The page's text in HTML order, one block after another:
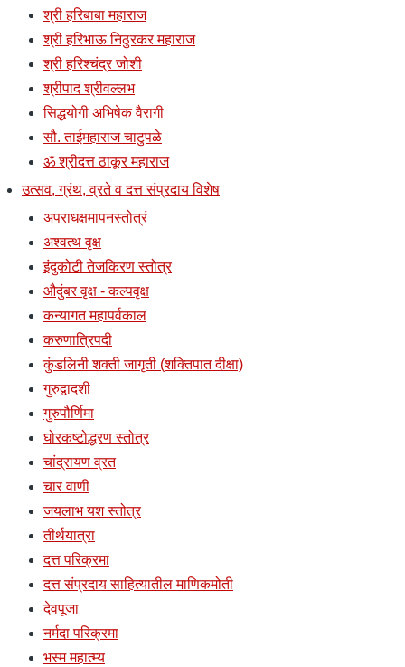
श्री हरिबाबा महाराज
श्री हरिभाऊ निठुरकर महाराज
श्री हरिश्चंद्र जोशी
श्रीपाद श्रीवल्लभ
सिद्धयोगी अभिषेक वैरागी
सौ. ताईमहाराज चाटुपळे
ॐ श्रीदत्त ठाकूर महाराज
उत्सव, ग्रंथ, व्रते व दत्त संप्रदाय विशेष
अपराधक्षमापनस्तोत्रं
अश्वत्थ वृक्ष
इंदुकोटी तेजकिरण स्तोत्र
औदुंबर वृक्ष - कल्पवृक्ष
कन्यागत महापर्वकाल
करुणात्रिपदी
कुंडलिनी शक्ती जागृती (शक्तिपात दीक्षा)
गुरुद्वादशी
गुरुपौर्णिमा
घोरकष्टोद्धरण स्तोत्र
चांद्रायण व्रत
चार वाणी
जयलाभ यश स्तोत्र
तीर्थयात्रा
दत्त परिक्रमा
दत्त संप्रदाय साहित्यातील माणिकमोती
देवपूजा
नर्मदा परिक्रमा
भस्म महात्म्य